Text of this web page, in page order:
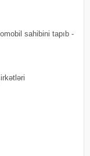
sahibini tapıb -